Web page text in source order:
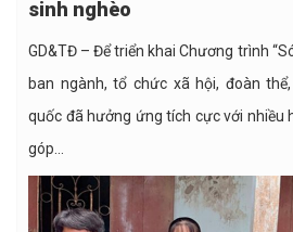
sinh nghèo
GD&TĐ – Để triển khai Chương trình
ban ngành, tổ chức xã hội, đoàn
quốc đã hưởng ứng tích cực với nhiều
góp…